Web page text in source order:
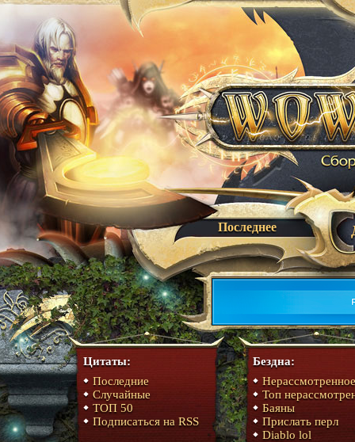
Последнее
Цитаты:
Последние
Случайные
ТОП 50
Подписаться на RSS
Бездна:
Нерассмотренное
Топ
Баяны
Прислать перл
Diablo lol